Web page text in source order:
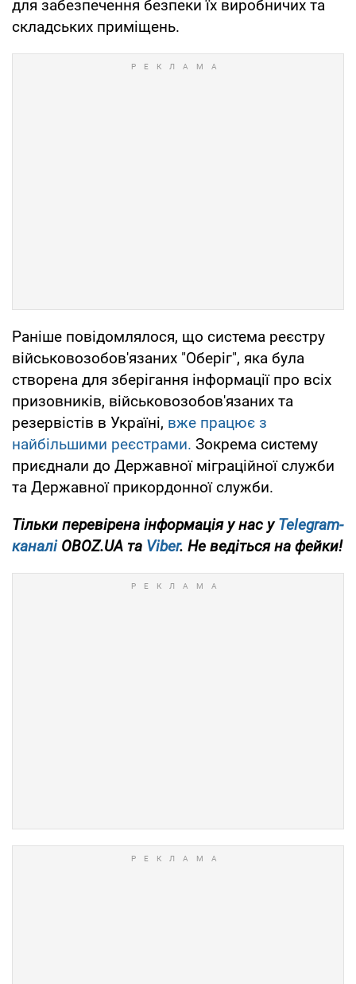
для забезпечення безпеки їх виробничих та
складських приміщень.
Раніше повідомлялося, що система реєстру
військовозобов'язаних "Оберіг", яка була
створена для зберігання інформації про всіх
призовників, військовозобов'язаних та
резервістів в Україні, вже працює з
найбільшими реєстрами. Зокрема систему
приєднали до Державної міграційної служби
та Державної прикордонної служби.
Тільки перевірена інформація у нас уTelegram-
каналіOBOZ.UA та Viber. Не ведіться на фейки!